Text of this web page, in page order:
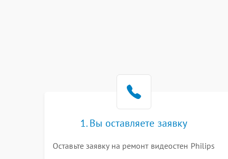
1. Вы оставляете заявку
Оставьте заявку на ремонт видеостен Philips